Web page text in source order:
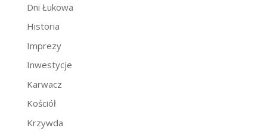
Dni Łukowa
Historia
Imprezy
Inwestycje
Karwacz
Kościół
Krzywda